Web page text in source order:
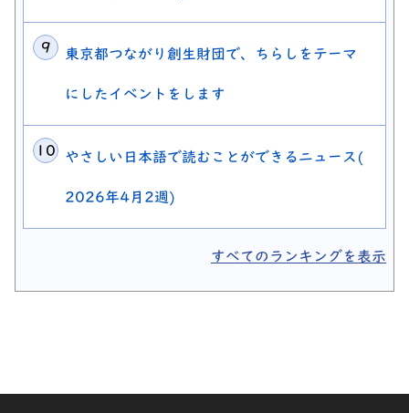
東京都つながり創生財団で、ちらしをテーマ
にしたイベントをします
やさしい日本語で読むことができるニュース(
2026年4月2週)
すべてのランキングを表示